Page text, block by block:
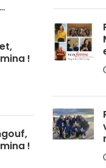
!
!